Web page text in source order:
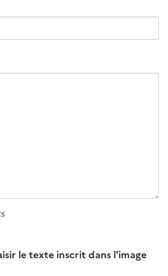
le texte inscrit dans l'image